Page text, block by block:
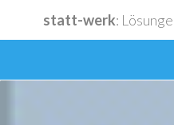
statt-werk: